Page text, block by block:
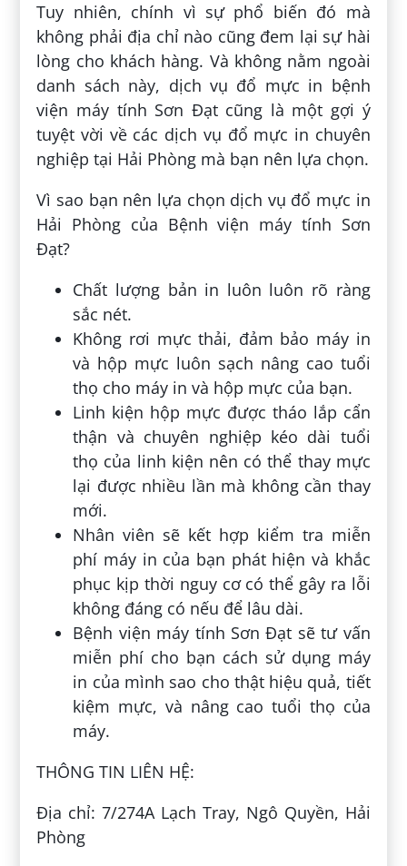
Tuy nhiên, chính vì sự phổ biến đó mà
không phải địa chỉ nào cũng đem lại sự hài
lòng cho khách hàng. Và không nằm ngoài
danh sách này, dịch vụ đổ mực in bệnh
viện máy tính Sơn Đạt cũng là một gợi ý
tuyệt vời về các dịch vụ đổ mực in chuyên
nghiệp tại Hải Phòng mà bạn nên lựa chọn.
Vì sao bạn nên lựa chọn dịch vụ đổ mực in
Hải Phòng của Bệnh viện máy tính Sơn
Đạt?
Chất lượng bản in luôn luôn rõ ràng
sắc nét.
Không rơi mực thải, đảm bảo máy in
và hộp mực luôn sạch nâng cao tuổi
thọ cho máy in và hộp mực của bạn.
Linh kiện hộp mực được tháo lắp cẩn
thận và chuyên nghiệp kéo dài tuổi
thọ của linh kiện nên có thể thay mực
lại được nhiều lần mà không cần thay
mới.
Nhân viên sẽ kết hợp kiểm tra miễn
phí máy in của bạn phát hiện và khắc
phục kịp thời nguy cơ có thể gây ra lỗi
không đáng có nếu để lâu dài.
Bệnh viện máy tính Sơn Đạt sẽ tư vấn
miễn phí cho bạn cách sử dụng máy
in của mình sao cho thật hiệu quả, tiết
kiệm mực, và nâng cao tuổi thọ của
máy.
THÔNG TIN LIÊN HỆ:
Địa chỉ: 7/274A Lạch Tray, Ngô Quyền, Hải
Phòng